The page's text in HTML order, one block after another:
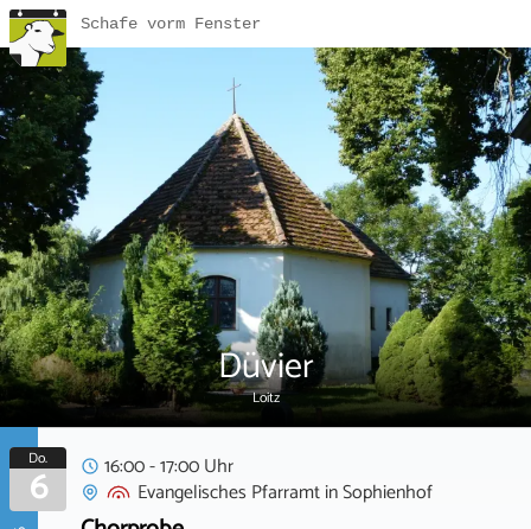
Schafe vorm Fenster
Düvier
Loitz
Do.
6
16:00 - 17:00 Uhr
Evangelisches PfarramtinSophienhof